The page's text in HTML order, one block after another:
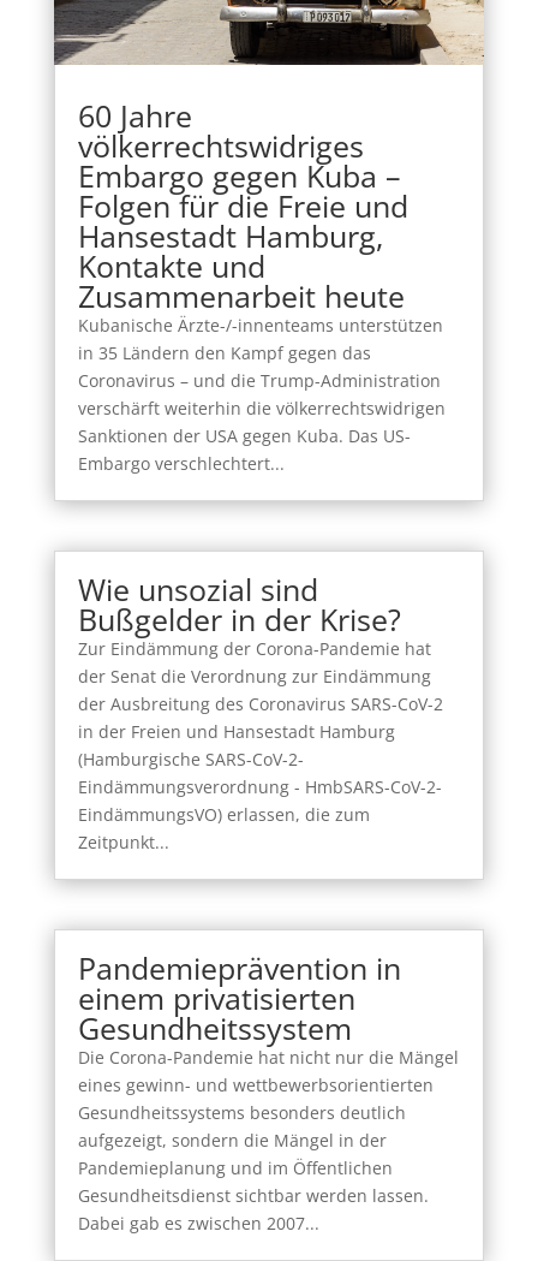
60 Jahre
völkerrechtswidriges
Embargo gegen Kuba –
Folgen für die Freie und
Hansestadt Hamburg,
Kontakte und
Zusammenarbeit heute
Kubanische Ärzte-/-innenteams unterstützen
in 35 Ländern den Kampf gegen das
Coronavirus – und die Trump-Administration
verschärft weiterhin die völkerrechtswidrigen
Sanktionen der USA gegen Kuba. Das US-
Embargo verschlechtert...
Wie unsozial sind
Bußgelder in der Krise?
Zur Eindämmung der Corona-Pandemie hat
der Senat die Verordnung zur Eindämmung
der Ausbreitung des Coronavirus SARS-CoV-2
in der Freien und Hansestadt Hamburg
(Hamburgische SARS-CoV-2-
Eindämmungsverordnung - HmbSARS-CoV-2-
EindämmungsVO) erlassen, die zum
Zeitpunkt...
Pandemieprävention in
einem privatisierten
Gesundheitssystem
Die Corona-Pandemie hat nicht nur die Mängel
eines gewinn- und wettbewerbsorientierten
Gesundheitssystems besonders deutlich
aufgezeigt, sondern die Mängel in der
Pandemieplanung und im Öffentlichen
Gesundheitsdienst sichtbar werden lassen.
Dabei gab es zwischen 2007...